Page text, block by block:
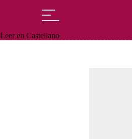
Leer en Castellano